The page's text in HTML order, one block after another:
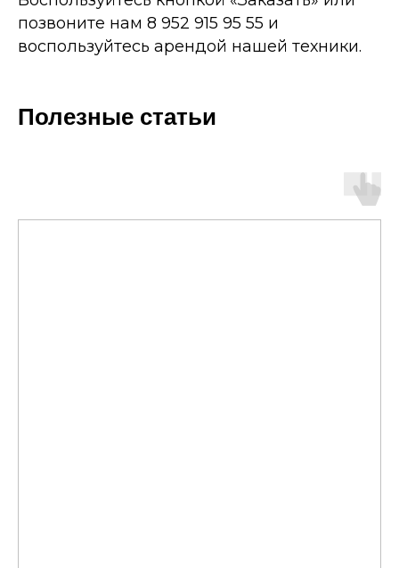
позвоните нам 8 952 915 95 55 и
воспользуйтесь арендой нашей техники.
Полезные статьи